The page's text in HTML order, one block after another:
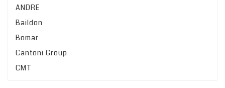
ANDRE
Baildon
Bomar
Cantoni Group
CMT